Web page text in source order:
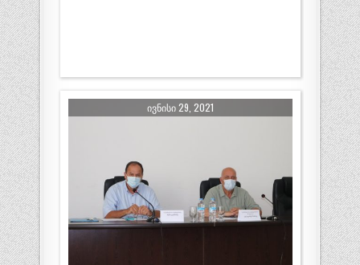
ᲘᲕᲜᲘᲡᲘ 29, 2021